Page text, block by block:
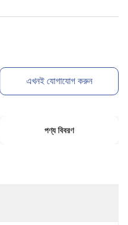
এখনই যোগাযোগ করুন
পণ্য বিবরণ